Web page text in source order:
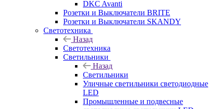
DKC Avanti
Розетки и Выключатели BRITE
Розетки и Выключатели SKANDY
Светотехника
Назад
Светотехника
Светильники
Назад
Светильники
Уличные светильники светодиодные
LED
Промышленные и подвесные